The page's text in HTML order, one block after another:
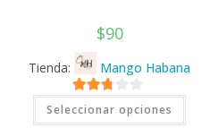
$90
Tienda: Mango Habana
2.71
de 5
Seleccionar opciones
Este